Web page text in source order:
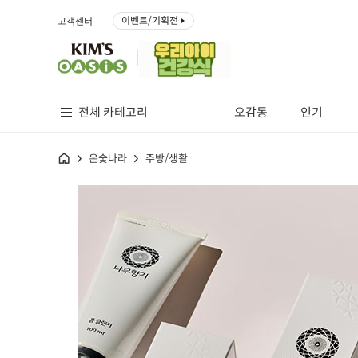
고객센터 이벤트/기획전
전체 카테고리 오감동 인기
홈 은숯나라 주방/생활